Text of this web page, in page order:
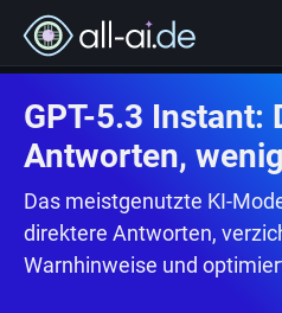
GPT-5.3 Instant:
Antworten,
Das meistgenutzte KI-
direktere Antworten,
Warnhinweise und